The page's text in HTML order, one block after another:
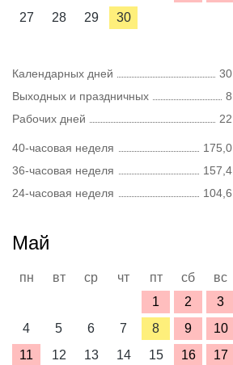
27
28 29 30
Календарных дней
30
Выходных и праздничных
8
Рабочих дней
22
40-часовая неделя
175,0
36-часовая неделя
157,4
24-часовая неделя
104,6
Май
пн вт ср чт пт сб
вс
1
2
3
4
5 6 7 8 9
10
11
12 13 14 15 16
17